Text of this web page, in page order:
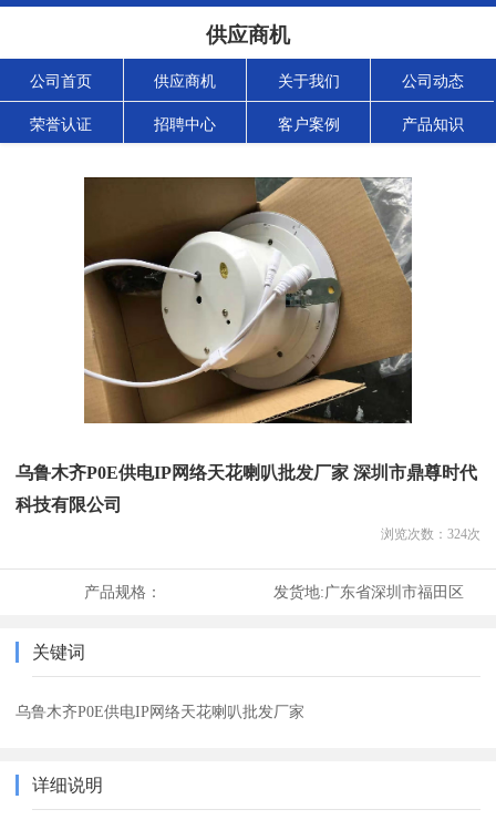
供应商机
公司首页 供应商机 关于我们 公司动态
荣誉认证 招聘中心 客户案例 产品知识
乌鲁木齐P0E供电IP网络天花喇叭批发厂家 深圳市鼎尊时代
科技有限公司
浏览次数： 324次
产品规格： 发货地:广东省深圳市福田区
关键词
乌鲁木齐P0E供电IP网络天花喇叭批发厂家
详细说明